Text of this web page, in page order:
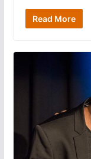
Read More